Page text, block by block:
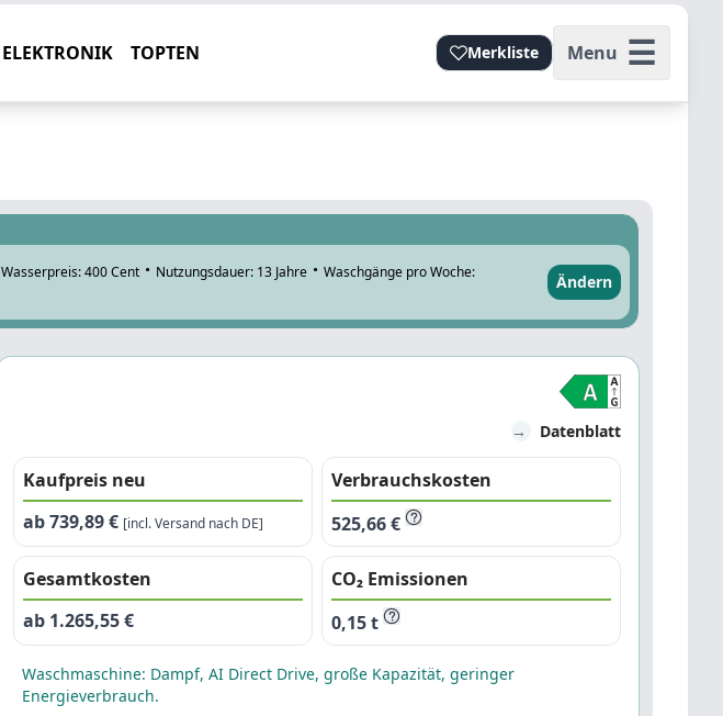
ELEKTRONIK TOPTEN Merkliste Menu ☰
Wasserpreis: 400 Cent· Nutzungsdauer: 13 Jahre· Waschgänge pro Woche:
Ändern
→ Datenblatt
Kaufpreis neu
ab 739,89 € [incl. Versand nach DE]
Verbrauchskosten
525,66 €
Gesamtkosten
ab 1.265,55 €
CO₂ Emissionen
0,15 t
Waschmaschine: Dampf, AI Direct Drive, große Kapazität, geringer
Energieverbrauch.